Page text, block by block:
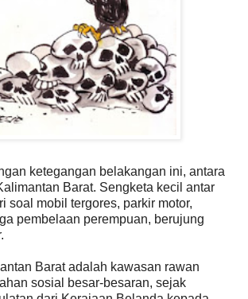
ketegangan belakangan ini, antara
Barat. Sengketa kecil antar
soal mobil tergores, parkir motor,
pembelaan perempuan, berujung
Barat adalah kawasan rawan
sosial besar-besaran, sejak